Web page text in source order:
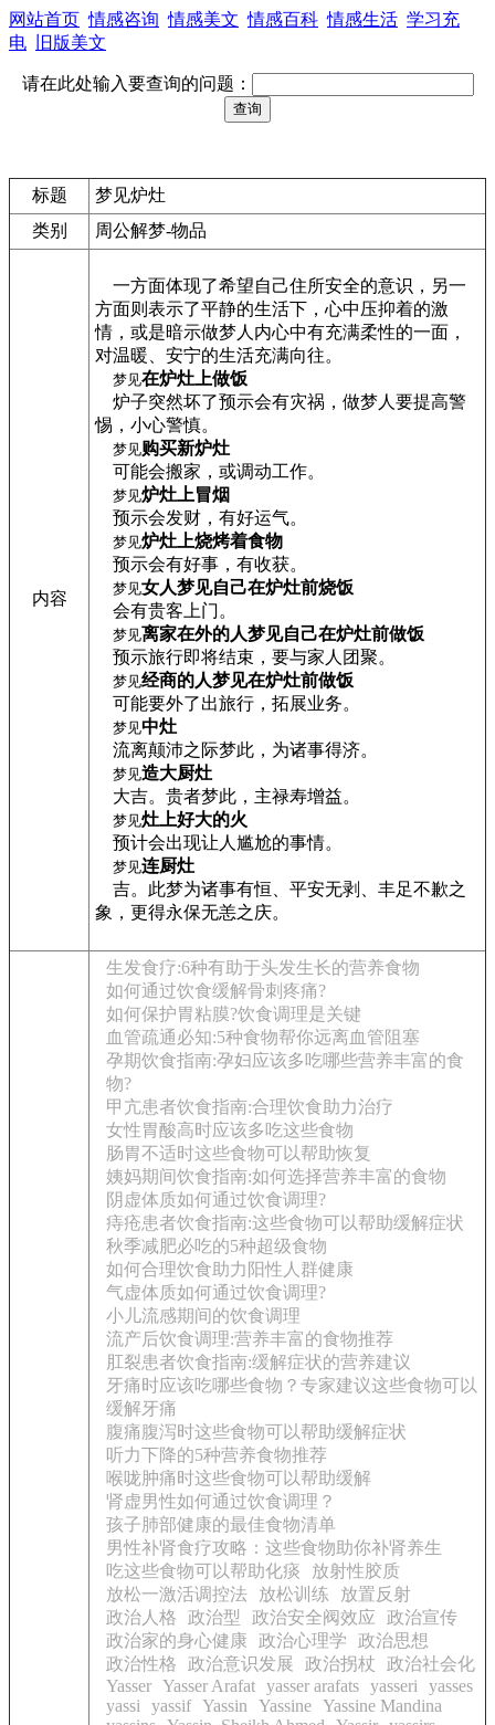
网站首页 情感咨询 情感美文 情感百科 情感生活 学习充
电
旧版美文
请在此处输入要查询的问题：
标题
梦见炉灶
类别
周公解梦-物品
内容
一方面体现了希望自己住所安全的意识，另一
方面则表示了平静的生活下，心中压抑着的激
情，或是暗示做梦人内心中有充满柔性的一面，
对温暖、安宁的生活充满向往。
梦见在炉灶上做饭
炉子突然坏了预示会有灾祸，做梦人要提高警
惕，小心警慎。
梦见购买新炉灶
可能会搬家，或调动工作。
梦见炉灶上冒烟
预示会发财，有好运气。
梦见炉灶上烧烤着食物
预示会有好事，有收获。
梦见女人梦见自己在炉灶前烧饭
会有贵客上门。
梦见离家在外的人梦见自己在炉灶前做饭
预示旅行即将结束，要与家人团聚。
梦见经商的人梦见在炉灶前做饭
可能要外了出旅行，拓展业务。
梦见中灶
流离颠沛之际梦此，为诸事得济。
梦见造大厨灶
大吉。贵者梦此，主禄寿增益。
梦见灶上好大的火
预计会出现让人尴尬的事情。
梦见连厨灶
吉。此梦为诸事有恒、平安无剥、丰足不歉之
象，更得永保无恙之庆。
生发食疗:6种有助于头发生长的营养食物
如何通过饮食缓解骨刺疼痛?
如何保护胃粘膜?饮食调理是关键
血管疏通必知:5种食物帮你远离血管阻塞
孕期饮食指南:孕妇应该多吃哪些营养丰富的食
物?
甲亢患者饮食指南:合理饮食助力治疗
女性胃酸高时应该多吃这些食物
肠胃不适时这些食物可以帮助恢复
姨妈期间饮食指南:如何选择营养丰富的食物
阴虚体质如何通过饮食调理?
痔疮患者饮食指南:这些食物可以帮助缓解症状
秋季减肥必吃的5种超级食物
如何合理饮食助力阳性人群健康
气虚体质如何通过饮食调理?
小儿流感期间的饮食调理
流产后饮食调理:营养丰富的食物推荐
肛裂患者饮食指南:缓解症状的营养建议
牙痛时应该吃哪些食物？专家建议这些食物可以
缓解牙痛
腹痛腹泻时这些食物可以帮助缓解症状
听力下降的5种营养食物推荐
喉咙肿痛时这些食物可以帮助缓解
肾虚男性如何通过饮食调理？
孩子肺部健康的最佳食物清单
男性补肾食疗攻略：这些食物助你补肾养生
吃这些食物可以帮助化痰
放射性胶质
放松一激活调控法
放松训练
放置反射
政治人格
政治型 政治安全阀效应
政治宣传
政治家的身心健康
政治心理学
政治思想
政治性格
政治意识发展 政治拐杖
政治社会化
Yasser Yasser Arafat yasser arafats yasseri
yasses
yassi
yassif Yassin Yassine Yassine Mandina